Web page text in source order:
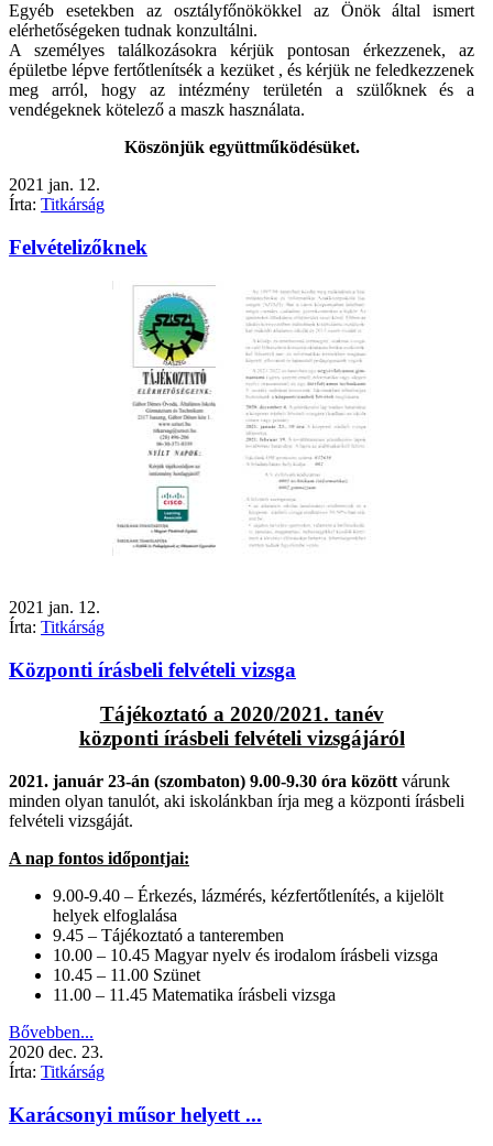
Egyéb esetekben az osztályfőnökökkel az Önök által ismert
elérhetőségeken tudnak konzultálni.
A személyes találkozásokra kérjük pontosan érkezzenek, az
épületbe lépve fertőtlenítsék a kezüket , és kérjük ne feledkezzenek
meg arról, hogy az intézmény területén a szülőknek és a
vendégeknek kötelező a maszk használata.
Köszönjük együttműködésüket.
2021 jan. 12.
Írta: Titkárság
Felvételizőknek
2021 jan. 12.
Írta: Titkárság
Központi írásbeli felvételi vizsga
Tájékoztató a 2020/2021. tanév
központi írásbeli felvételi vizsgájáról
2021. január 23-án (szombaton) 9.00-9.30 óra között várunk
minden olyan tanulót, aki iskolánkban írja meg a központi írásbeli
felvételi vizsgáját.
A nap fontos időpontjai:
9.00-9.40 – Érkezés, lázmérés, kézfertőtlenítés, a kijelölt
helyek elfoglalása
9.45 – Tájékoztató a tanteremben
10.00 – 10.45 Magyar nyelv és irodalom írásbeli vizsga
10.45 – 11.00 Szünet
11.00 – 11.45 Matematika írásbeli vizsga
Bővebben...
2020 dec. 23.
Írta: Titkárság
Karácsonyi műsor helyett ...